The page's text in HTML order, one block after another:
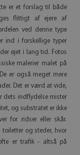
er et forslag til både
flittigt af ejere af
ved denne type
ind i forskellige typer
øjet i lang tid. Fotos
malerier malet på
er også meget mere
Det er værd at vide,
dets indflydelse mister
og substratet er ikke
for ridser eller skår.
og steder, hvor
er trafik - altså på